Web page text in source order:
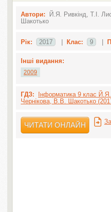
Автори:
Й.Я. Ривкінд, Т.І.
Шакотько
Рік: 2017 Клас: 9
Інші видання:
2009
ГДЗ:
Інформатика 9 клас
Чернікова, В.В. Шакотько
ЧИТАТИ ОНЛАЙН